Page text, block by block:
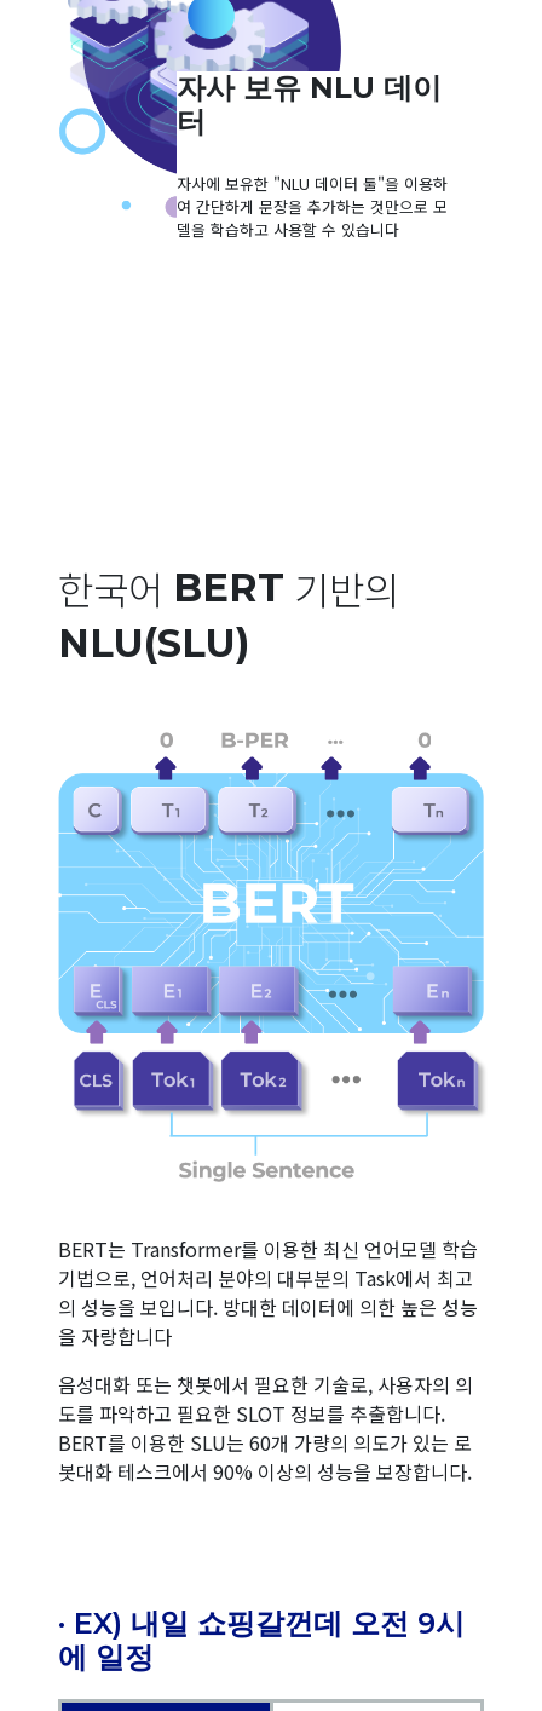
자사 보유 NLU 데이
터
자사에 보유한 "NLU 데이터 툴"을 이용하
여 간단하게 문장을 추가하는 것만으로 모
델을 학습하고 사용할 수 있습니다
한국어 BERT 기반의
NLU(SLU)
BERT는 Transformer를 이용한 최신 언어모델 학습
기법으로, 언어처리 분야의 대부분의 Task에서 최고
의 성능을 보입니다. 방대한 데이터에 의한 높은 성능
을 자랑합니다
음성대화 또는 챗봇에서 필요한 기술로, 사용자의 의
도를 파악하고 필요한 SLOT 정보를 추출합니다.
BERT를 이용한 SLU는 60개 가량의 의도가 있는 로
봇대화 테스크에서 90% 이상의 성능을 보장합니다.
· EX) 내일 쇼핑갈껀데 오전 9시
에 일정